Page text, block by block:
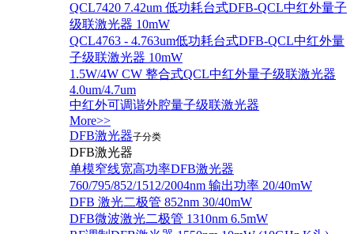
QCL7420 7.42um 低功耗台式DFB-QCL中红外量子
级联激光器 10mW
QCL4763 - 4.763um低功耗台式DFB-QCL中红外量
子级联激光器 10mW
1.5W/4W CW 整合式QCL中红外量子级联激光器
4.0um/4.7um
中红外可调谐外腔量子级联激光器
More>>
DFB激光器子分类
DFB激光器
单模窄线宽高功率DFB激光器
760/795/852/1512/2004nm 输出功率 20/40mW
DFB 激光二极管 852nm 30/40mW
DFB微波激光二极管 1310nm 6.5mW